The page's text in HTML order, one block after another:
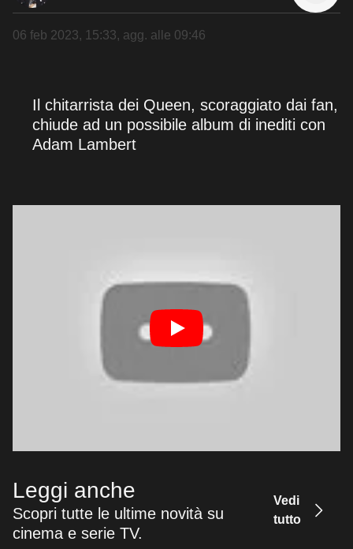
06 feb 2023, 15:33, agg. alle 09:46
Il chitarrista dei Queen, scoraggiato dai fan,
chiude ad un possibile album di inediti con
Adam Lambert
Leggi anche
Scopri tutte le ultime novità su
cinema e serie TV.
Vedi
tutto